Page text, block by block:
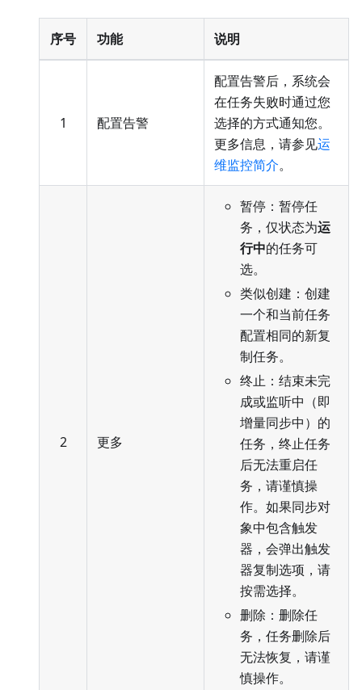
序号 功能 说明
1 配置告警
配置告警后，系统会
在任务失败时通过您
选择的方式通知您。
更多信息，请参见运
维监控简介。
2 更多
暂停：暂停任
务，仅状态为运
行中的任务可
选。
类似创建：创建
一个和当前任务
配置相同的新复
制任务。
终止：结束未完
成或监听中（即
增量同步中）的
任务，终止任务
后无法重启任
务，请谨慎操
作。如果同步对
象中包含触发
器，会弹出触发
器复制选项，请
按需选择。
删除：删除任
务，任务删除后
无法恢复，请谨
慎操作。